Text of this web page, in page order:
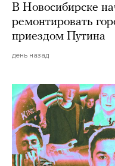
В Новосибирске
ремонтировать
приездом Путина
день назад